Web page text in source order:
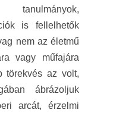
tanulmányok,
is fellelhetők
nem az életmű
vagy műfajára
törekvés az volt,
ábrázoljuk
arcát, érzelmi